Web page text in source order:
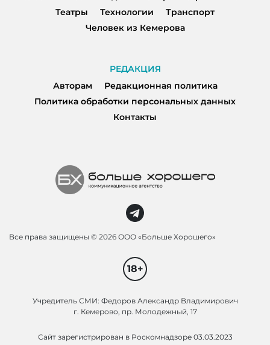
Театры
Технологии
Транспорт
Человек из Кемерова
РЕДАКЦИЯ
Авторам
Редакционная политика
Политика обработки персональных данных
Контакты
Все права защищены © 2026 ООО «Больше Хорошего»
18+
Учредитель СМИ: Федоров Александр Владимирович
г. Кемерово, пр. Молодежный, 17
Сайт зарегистрирован в Роскомнадзоре 03.03.2023